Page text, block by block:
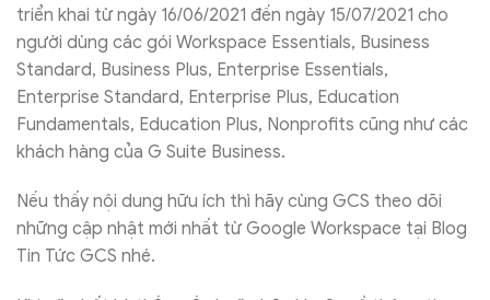
triển khai từ ngày 16/06/2021 đến ngày 15/07/2021 cho
người dùng các gói Workspace Essentials, Business
Standard, Business Plus, Enterprise Essentials,
Enterprise Standard, Enterprise Plus, Education
Fundamentals, Education Plus, Nonprofits cũng như các
khách hàng của G Suite Business.
Nếu thấy nội dung hữu ích thì hãy cùng GCS theo dõi
những cập nhật mới nhất từ Google Workspace tại Blog
Tin Tức GCS nhé.